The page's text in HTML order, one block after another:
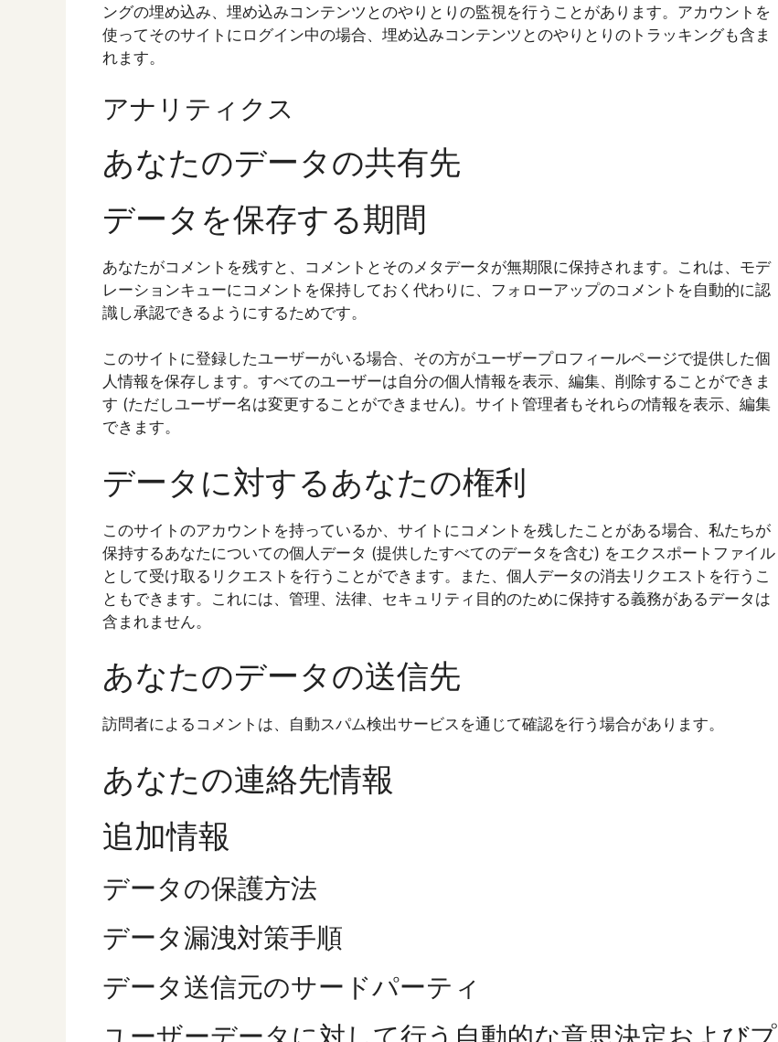
ングの埋め込み、埋め込みコンテンツとのやりとりの監視を行うことがあります。アカウントを
使ってそのサイトにログイン中の場合、埋め込みコンテンツとのやりとりのトラッキングも含ま
れます。
アナリティクス
あなたのデータの共有先
データを保存する期間
あなたがコメントを残すと、コメントとそのメタデータが無期限に保持されます。これは、モデ
レーションキューにコメントを保持しておく代わりに、フォローアップのコメントを自動的に認
識し承認できるようにするためです。
このサイトに登録したユーザーがいる場合、その方がユーザープロフィールページで提供した個
人情報を保存します。すべてのユーザーは自分の個人情報を表示、編集、削除することができま
す (ただしユーザー名は変更することができません)。サイト管理者もそれらの情報を表示、編集
できます。
データに対するあなたの権利
このサイトのアカウントを持っているか、サイトにコメントを残したことがある場合、私たちが
保持するあなたについての個人データ (提供したすべてのデータを含む) をエクスポートファイル
として受け取るリクエストを行うことができます。また、個人データの消去リクエストを行うこ
ともできます。これには、管理、法律、セキュリティ目的のために保持する義務があるデータは
含まれません。
あなたのデータの送信先
訪問者によるコメントは、自動スパム検出サービスを通じて確認を行う場合があります。
あなたの連絡先情報
追加情報
データの保護方法
データ漏洩対策手順
データ送信元のサードパーティ